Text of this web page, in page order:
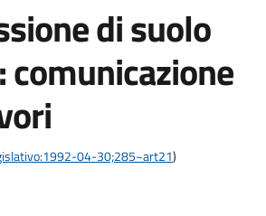
di suolo
comunicazione
04-30;285~art21)